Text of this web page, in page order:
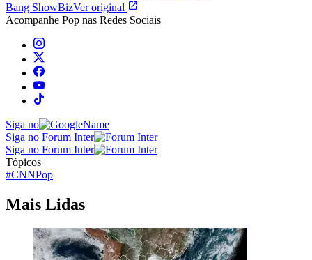
Bang ShowBizVer original
Acompanhe Pop nas Redes Sociais
Siga no
Siga no Forum Inter
Siga no Forum Inter
Tópicos
#CNNPop
Mais Lidas